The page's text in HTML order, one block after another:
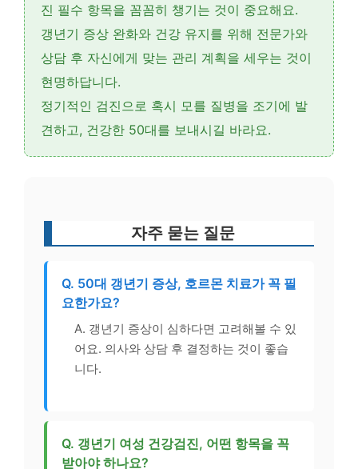
진 필수 항목을 꼼꼼히 챙기는 것이 중요해요.
갱년기 증상 완화와 건강 유지를 위해 전문가와
상담 후 자신에게 맞는 관리 계획을 세우는 것이
현명하답니다.
정기적인 검진으로 혹시 모를 질병을 조기에 발
견하고, 건강한 50대를 보내시길 바라요.
자주 묻는 질문
Q. 50대 갱년기 증상, 호르몬 치료가 꼭 필
요한가요?
A. 갱년기 증상이 심하다면 고려해볼 수 있
어요. 의사와 상담 후 결정하는 것이 좋습
니다.
Q. 갱년기 여성 건강검진, 어떤 항목을 꼭
받아야 하나요?